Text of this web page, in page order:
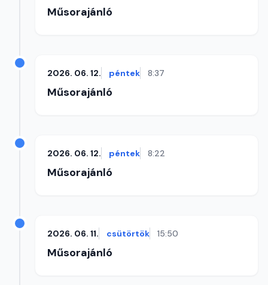
Műsorajánló
2026. 06. 12. péntek 8:37
Műsorajánló
2026. 06. 12. péntek 8:22
Műsorajánló
2026. 06. 11. csütörtök 15:50
Műsorajánló